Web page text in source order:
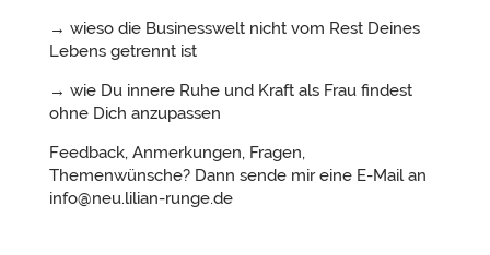
→ wieso die Businesswelt nicht vom Rest Deines
Lebens getrennt ist
→ wie Du innere Ruhe und Kraft als Frau findest
ohne Dich anzupassen
Feedback, Anmerkungen, Fragen,
Themenwünsche? Dann sende mir eine E-Mail an
info@neu.lilian-runge.de